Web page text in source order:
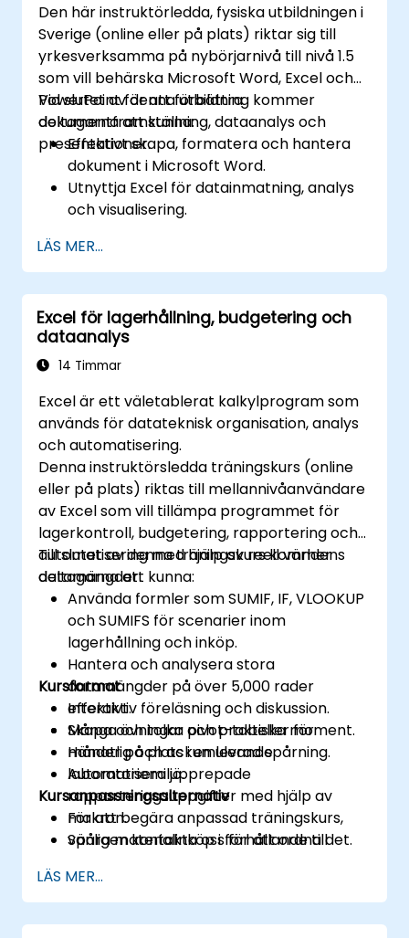
Den här instruktörledda, fysiska utbildningen i
Sverige (online eller på plats) riktar sig till
yrkesverksamma på nybörjarnivå till nivå 1.5
som vill behärska Microsoft Word, Excel och
PowerPoint för att förbättra
dokumentframställning, dataanalys och
presentationer.
Vid slutet av denna utbildning kommer
deltagarna att kunna:
Effektivt skapa, formatera och hantera
dokument i Microsoft Word.
Utnyttja Excel för datainmatning, analys
och visualisering.
presentationer i PowerPoint.
Tillvarata samarbetsfunktioner i
Microsoft Office-applikationer.
LÄS MER...
Excel för lagerhållning, budgetering och
dataanalys
14 Timmar
Excel är ett väletablerat kalkylprogram som
används för datateknisk organisation, analys
och automatisering.
Denna instruktörsledda träningskurs (online
eller på plats) riktas till mellannivåanvändare
av Excel som vill tillämpa programmet för
lagerkontroll, budgetering, rapportering och
automatisering med hjälp av reell världens
datamängder.
Till slutet av denna träningskurs kommer
deltagarna att kunna:
Använda formler som SUMIF, IF, VLOOKUP
och SUMIFS för scenarier inom
lagerhållning och inköp.
Hantera och analysera stora
datamängder på över 5,000 rader
effektivt.
Skapa och tolka pivot-tabeller för
månatlig och ackumulerad spårning.
Automatisera upprepade
rapporteringsuppgifter med hjälp av
makron.
Spåra materialinköp i förhållande till
Kursformat
Interaktiv föreläsning och diskussion.
Många övningar och praktiska moment.
Händer på plats i en levande
laboratoriemiljö.
Kursanpassningsalternativ
För att begära anpassad träningskurs,
vänligen kontakta oss för att ordna det.
LÄS MER...